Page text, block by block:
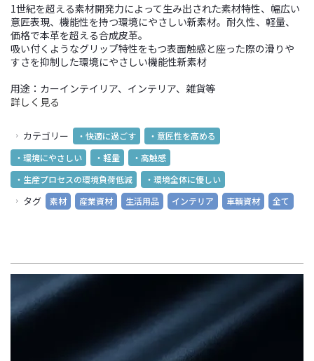
1世紀を超える素材開発力によって生み出された素材特性、幅広い
意匠表現、機能性を持つ環境にやさしい新素材。 耐久性、軽量、
価格で本革を超える合成皮革。
吸い付くようなグリップ特性をもつ表面触感と座った際の滑りや
すさを抑制した環境にやさしい機能性新素材
用途：カーインテイリア、インテリア、雑貨等
詳しく見る
カテゴリー ・快適に過ごす
・意匠性を高める
・環境にやさしい
・軽量
・高触感
・生産プロセスの環境負荷低減
・環境全体に優しい
タグ 素材 産業資材 生活用品 インテリア 車輌資材 全て